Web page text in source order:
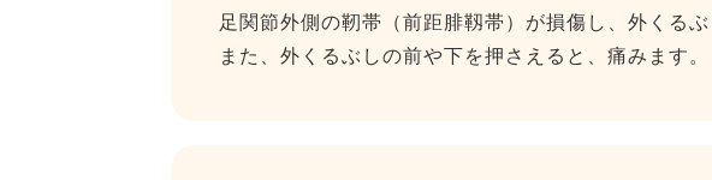
足関節外側の靭帯（前距腓靱帯）が損傷し、外くる
また、外くるぶしの前や下を押さえると、痛みます。